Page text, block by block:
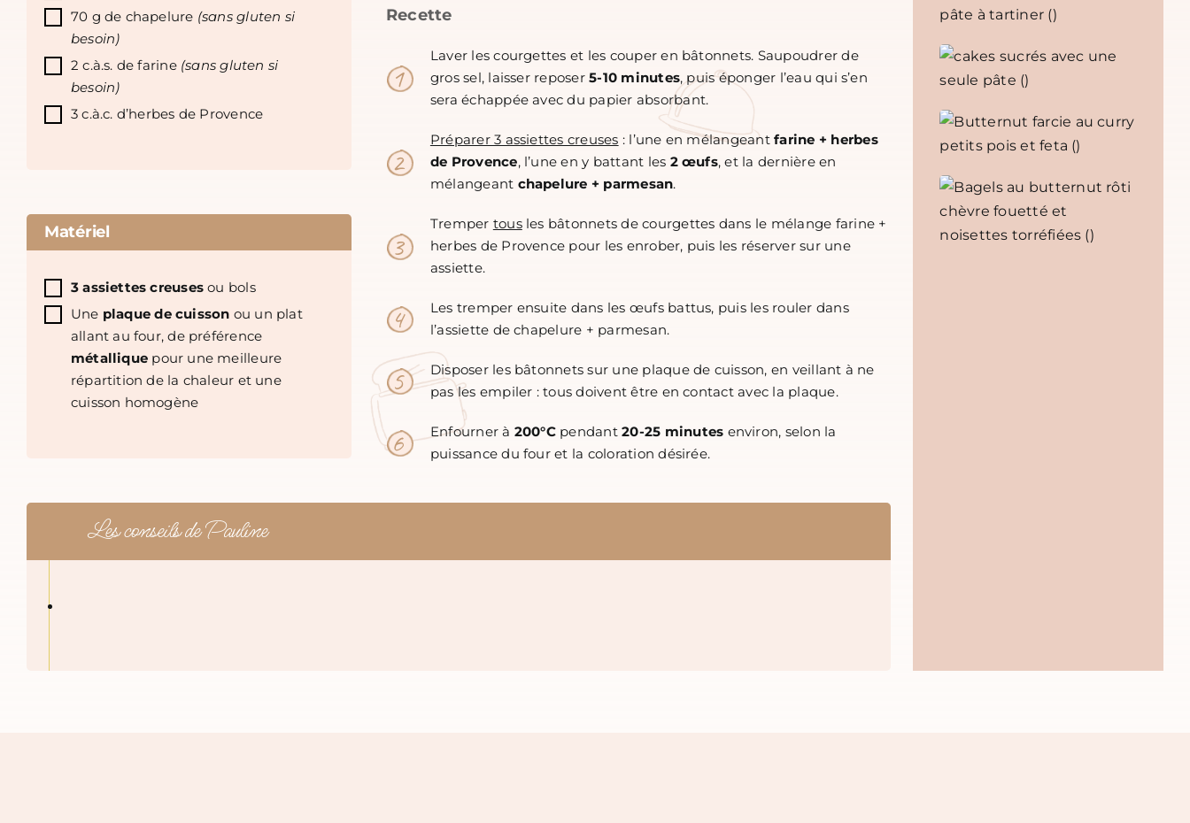
70 g de chapelure (sans gluten si
besoin)
2 c.à.s. de farine (sans gluten si
besoin)
3 c.à.c. d’herbes de Provence
Matériel
3 assiettes creuses ou bols
Une plaque de cuisson ou un plat
allant au four, de préférence
métallique pour une meilleure
répartition de la chaleur et une
cuisson homogène
Recette
Laver les courgettes et les couper en bâtonnets. Saupoudrer de
gros sel, laisser reposer5-10 minutes, puis éponger l’eau qui s’en
sera échappée avec du papier absorbant.
Préparer 3 assiettes creuses : l’une en mélangeantfarine + herbes
de Provence, l’une en y battant les 2 œufs, et la dernière en
mélangeant chapelure + parmesan.
Tremper tousles bâtonnets de courgettes dans le mélange farine +
herbes de Provence pour les enrober, puis les réserver sur une
assiette.
Les tremper ensuite dans les œufs battus, puis les rouler dans
l’assiette de chapelure + parmesan.
Disposer les bâtonnets sur une plaque de cuisson, en veillant à ne
pas les empiler : tous doivent être en contact avec la plaque.
Enfourner à 200°C pendant20-25 minutes environ, selon la
puissance du four et la coloration désirée.
Les conseils de Pauline